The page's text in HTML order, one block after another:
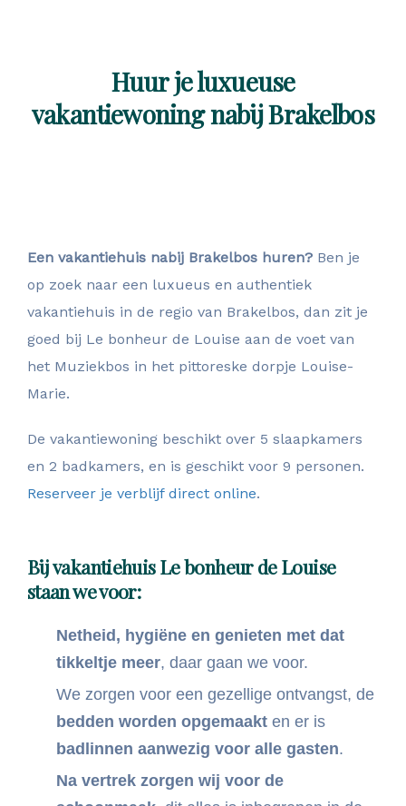
Huur je luxueuse
vakantiewoning nabij Brakelbos
Een vakantiehuis nabij Brakelbos huren? Ben je
op zoek naar een luxueus en authentiek
vakantiehuis in de regio van Brakelbos, dan zit je
goed bij Le bonheur de Louise aan de voet van
het Muziekbos in het pittoreske dorpje Louise-
Marie.
De vakantiewoning beschikt over 5 slaapkamers
en 2 badkamers, en is geschikt voor 9 personen.
Reserveer je verblijf direct online.
Bij vakantiehuis Le bonheur de Louise
staan we voor:
Netheid, hygiëne en genieten met dat
tikkeltje meer, daar gaan we voor.
We zorgen voor een gezellige ontvangst, de
bedden worden opgemaakt en er is
badlinnen aanwezig voor alle gasten.
Na vertrek zorgen wij voor de